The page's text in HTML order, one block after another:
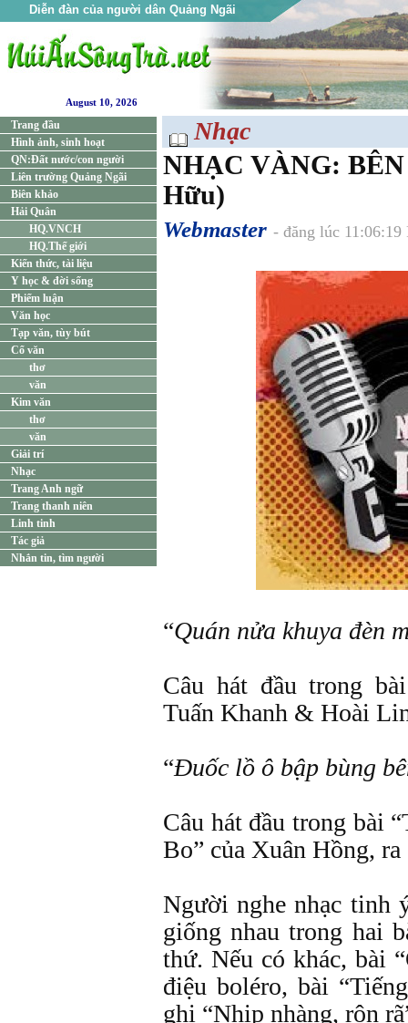
Diễn đàn của người dân Quảng Ngãi
August 10, 2026
Trang đầu
Hình ảnh, sinh hoạt
QN:Đất nước/con người
Liên trường Quảng Ngãi
Biên khảo
Hải Quân
HQ.VNCH
HQ.Thế giới
Kiến thức, tài liệu
Y học & đời sống
Phiếm luận
Văn học
Tạp văn, tùy bút
Cổ văn
thơ
văn
Kim văn
thơ
văn
Giải trí
Nhạc
Trang Anh ngữ
Trang thanh niên
Linh tinh
Tác giả
Nhắn tin, tìm người
Nhạc
NHẠC VÀNG:
Hữu)
Webmaster - đăng lúc 11:06:19
“Quán nửa khuya đèn
Câu hát đầu trong
Tuấn Khanh & Hoài
“Đuốc lồ ô bập bùng
Câu hát đầu trong bài
Bo” của Xuân Hồng,
Người nghe nhạc tinh
giống nhau trong hai
thứ. Nếu có khác, bài
điệu boléro, bài
ghi “Nhịp nhàng, rộn